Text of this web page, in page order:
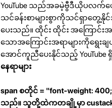
YouTube သည်အခမဲ့ဗွီဒီယိုပလက်ဖေ
သင်ခန်းစာများစွာကိုသင်ရှာတွေ့
ပေးသည်။ ထိုင်း ထိုင်း အကြောင်
သောအကြောင်းအရာများကိုရွေ
အောင်ကူညီပေးနိုင်သည့် YouTube
နေရာများ
span စတိုင် = "font-weight:
သည်။ သူတို့ထဲကတချို့မှာ